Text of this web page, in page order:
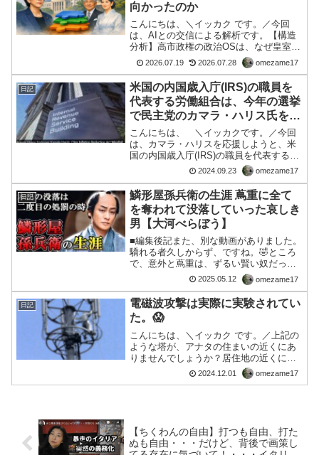
向かったのか
こんにちは、＼イッカク です。／今回
は、AIとの交信による解析です。【構造
分析】高市政権の政治OSは、なぜ皇室典
範改正に向かったのか※本記事は政治家
個人への評価ではなく、政治文化・制度
観の構造分析です。■ はじめに現代日本
の政治を観察すると...
2026.07.19 2026.07.28 omezame17
日記
米国の内国歳入庁(IRS)の職員を
代表する労働組合は、今年の選挙
で民主党のカマラ・ハリス氏を大
統領候補に推薦すると発表！
こんにちは、 ＼イッカクです。／今回
は、カマラ・ハリスを応援しようと、米
国の内国歳入庁(IRS)の職員を代表する労
働組合は水曜日、今年の選挙で民主党の
カマラ・ハリス氏を大統領候補に推薦す
ると発表した件について。ソース：IRS
エージェントユニ...
2024.09.23 omezame17
日記
鱗形屋孫兵衛の生涯 蔦重に全て
を奪われて没落していった哀しき
男【大河べらぼう】
■編集後記また、別な動画がありました。
驕れる者久しからず、ですね。🤣ところ
で、意外と蔦重は、ずるい賢い奴だった
かも。では、また。2025.05.12 omezame17
日記
電磁波攻撃は実際に実験されてい
た。😱
こんにちは、＼イッカク です。／上記の
ような塔が、アナタの住まいの近くにあ
りませんでしょうか？居住地の近くに設
置されています。この塔ができた当時、
大きい野鳥が数羽、地に落ちてタヒして
2024.12.01 omezame17
【ちくわんの自由】打つも自由、打た
ぬも自由・・・だけど、背後で画策し